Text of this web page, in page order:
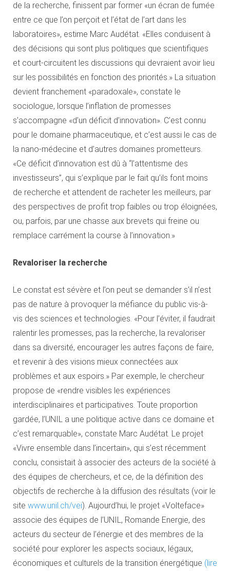
de la recherche, finissent par former «un écran de fumée
entre ce que l’on perçoit et l’état de l’art dans les
laboratoires», estime Marc Audétat. «Elles conduisent à
des décisions qui sont plus politiques que scientifiques
et court-circuitent les discussions qui devraient avoir lieu
sur les possibilités en fonction des priorités.» La situation
devient franchement «paradoxale», constate le
sociologue, lorsque l’inflation de promesses
s’accompagne «d’un déficit d’innovation». C’est connu
pour le domaine pharmaceutique, et c’est aussi le cas de
la nano-médecine et d’autres domaines prometteurs.
«Ce déficit d’innovation est dû à “l’attentisme des
investisseurs”, qui s’explique par le fait qu’ils font moins
de recherche et attendent de racheter les meilleurs, par
des perspectives de profit trop faibles ou trop éloignées,
ou, parfois, par une chasse aux brevets qui freine ou
remplace carrément la course à l’innovation.»
Revaloriser la recherche
Le constat est sévère et l’on peut se demander s’il n’est
pas de nature à provoquer la méfiance du public vis-à-
vis des sciences et technologies. «Pour l’éviter, il faudrait
ralentir les promesses, pas la recherche, la revaloriser
dans sa diversité, encourager les autres façons de faire,
et revenir à des visions mieux connectées aux
problèmes et aux espoirs.» Par exemple, le chercheur
propose de «rendre visibles les expériences
interdisciplinaires et participatives. Toute proportion
gardée, l’UNIL a une politique active dans ce domaine et
c’est remarquable», constate Marc Audétat. Le projet
«Vivre ensemble dans l’incertain», qui s’est récemment
conclu, consistait à associer des acteurs de la société à
des équipes de chercheurs, et ce, de la définition des
objectifs de recherche à la diffusion des résultats (voir le
site www.unil.ch/vei). Aujourd’hui, le projet «Volteface»
associe des équipes de l’UNIL, Romande Energie, des
acteurs du secteur de l’énergie et des membres de la
société pour explorer les aspects sociaux, légaux,
économiques et culturels de la transition énergétique (lire